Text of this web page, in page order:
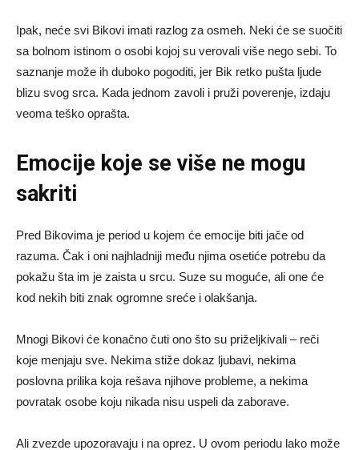
Ipak, neće svi Bikovi imati razlog za osmeh. Neki će se suočiti
sa bolnom istinom o osobi kojoj su verovali više nego sebi. To
saznanje može ih duboko pogoditi, jer Bik retko pušta ljude
blizu svog srca. Kada jednom zavoli i pruži poverenje, izdaju
veoma teško oprašta.
Emocije koje se više ne mogu
sakriti
Pred Bikovima je period u kojem će emocije biti jače od
razuma. Čak i oni najhladniji među njima osetiće potrebu da
pokažu šta im je zaista u srcu. Suze su moguće, ali one će
kod nekih biti znak ogromne sreće i olakšanja.
Mnogi Bikovi će konačno čuti ono što su priželjkivali – reči
koje menjaju sve. Nekima stiže dokaz ljubavi, nekima
poslovna prilika koja rešava njihove probleme, a nekima
povratak osobe koju nikada nisu uspeli da zaborave.
Ali zvezde upozoravaju i na oprez. U ovom periodu lako može